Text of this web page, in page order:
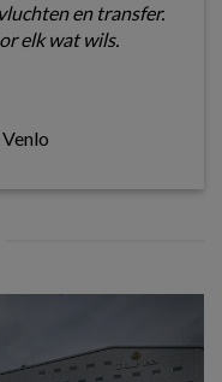
en transfer.
elk wat wils.
Venlo